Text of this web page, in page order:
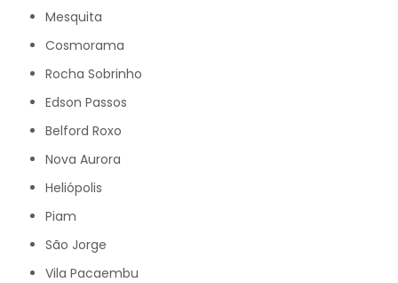
Mesquita
Cosmorama
Rocha Sobrinho
Edson Passos
Belford Roxo
Nova Aurora
Heliópolis
Piam
São Jorge
Vila Pacaembu